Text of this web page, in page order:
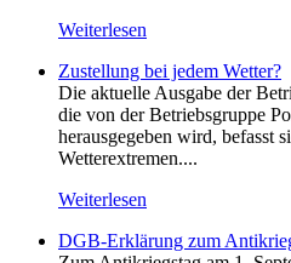
Weiterlesen
Zustellung bei jedem Wetter?
Die aktuelle Ausgabe der
die von der Betriebsgruppe
herausgegeben wird, befasst
Wetterextremen....
Weiterlesen
DGB-Erklärung zum